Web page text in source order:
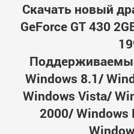
Скачать новый
GeForce GT 430
Windows 8.1/
Windows Vista/
2000/ Windows